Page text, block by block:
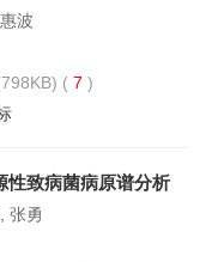
波
( 7 )
性致病菌病原谱分析
张勇